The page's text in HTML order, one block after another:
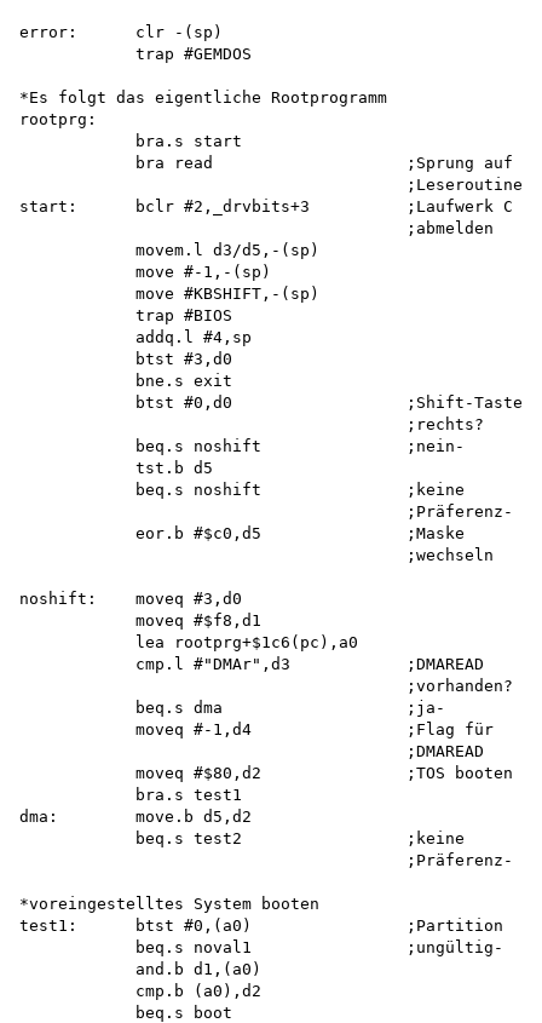
error:      clr -(sp)
            trap #GEMDOS
*Es folgt das eigentliche Rootprogramm
rootprg:
            bra.s start
            bra read                    ;Sprung auf
                                        ;Leseroutine
start:      bclr #2,_drvbits+3          ;Laufwerk C
                                        ;abmelden
            movem.l d3/d5,-(sp)
            move #-1,-(sp)
            move #KBSHIFT,-(sp)
            trap #BIOS
            addq.l #4,sp
            btst #3,d0
            bne.s exit
            btst #0,d0                  ;Shift-Taste
                                        ;rechts?
            beq.s noshift               ;nein-
            tst.b d5
            beq.s noshift               ;keine
                                        ;Präferenz-
            eor.b #$c0,d5               ;Maske
                                        ;wechseln
noshift:    moveq #3,d0
            moveq #$f8,d1
            lea rootprg+$1c6(pc),a0
            cmp.l #"DMAr",d3            ;DMAREAD
                                        ;vorhanden?
            beq.s dma                   ;ja-
            moveq #-1,d4                ;Flag für
                                        ;DMAREAD
            moveq #$80,d2               ;TOS booten
            bra.s test1
dma:        move.b d5,d2
            beq.s test2                 ;keine
                                        ;Präferenz-
*voreingestelltes System booten
test1:      btst #0,(a0)                ;Partition
            beq.s noval1                ;ungültig-
            and.b d1,(a0)
            cmp.b (a0),d2
            beq.s boot